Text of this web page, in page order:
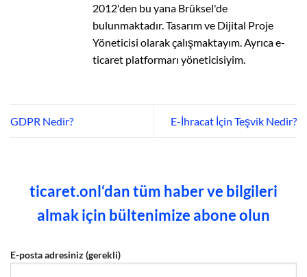
2012'den bu yana Brüksel'de
bulunmaktadır. Tasarım ve Dijital Proje
Yöneticisi olarak çalışmaktayım. Ayrıca e-
ticaret platformarı yöneticisiyim.
GDPR Nedir? E-İhracat İçin Teşvik Nedir?
ticaret.onl‘dan tüm haber ve bilgileri
almak için bültenimize abone olun
E-posta adresiniz (gerekli)